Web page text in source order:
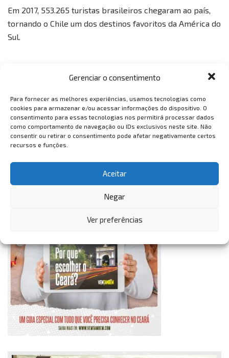
Gerenciar o consentimento
Para fornecer as melhores experiências, usamos tecnologias como
cookies para armazenar e/ou acessar informações do dispositivo. O
consentimento para essas tecnologias nos permitirá processar dados
como comportamento de navegação ou IDs exclusivos neste site. Não
consentir ou retirar o consentimento pode afetar negativamente certos
recursos e funções.
Aceitar
Negar
Ver preferências
Em 2017, 553.265 turistas brasileiros chegaram ao país,
tornando o Chile um dos destinos favoritos da América do
Sul.
VemTambém